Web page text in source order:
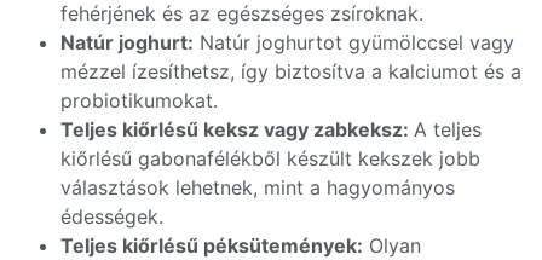
fehérjének és az egészséges zsíroknak.
Natúr joghurt: Natúr joghurtot gyümölccsel vagy
mézzel ízesíthetsz, így biztosítva a kalciumot és a
probiotikumokat.
Teljes kiőrlésű keksz vagy zabkeksz: A teljes
kiőrlésű gabonafélékből készült kekszek jobb
választások lehetnek, mint a hagyományos
édességek.
Teljes kiőrlésű péksütemények: Olyan